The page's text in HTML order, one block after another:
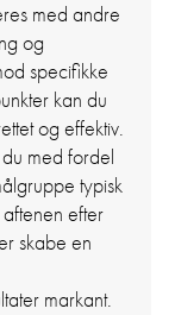
med andre
og
specifikke
kan du
og effektiv.
med fordel
typisk
efter
skabe en
markant.